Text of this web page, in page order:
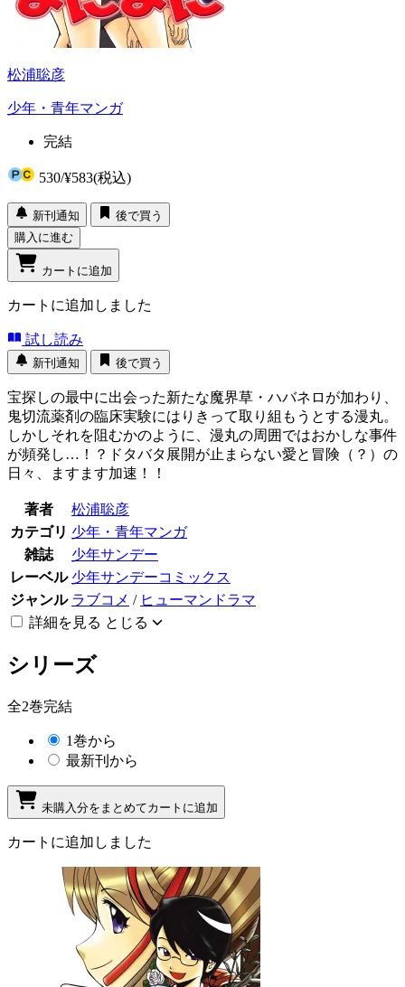
松浦聡彦
少年・青年マンガ
完結
530/¥583(税込)
新刊通知
後で買う
購入に進む
カートに追加
カートに追加しました
試し読み
新刊通知 後で買う
宝探しの最中に出会った新たな魔界草・ハバネロが加わり、
鬼切流薬剤の臨床実験にはりきって取り組もうとする漫丸。
しかしそれを阻むかのように、漫丸の周囲ではおかしな事件
が頻発し…！？ドタバタ展開が止まらない愛と冒険（？）の
日々、ますます加速！！
著者
松浦聡彦
カテゴリ 少年・青年マンガ
雑誌
少年サンデー
レーベル 少年サンデーコミックス
ジャンル ラブコメ / ヒューマンドラマ
詳細を見る とじる
シリーズ
全2巻完結
1巻から
最新刊から
未購入分をまとめてカートに追加
カートに追加しました